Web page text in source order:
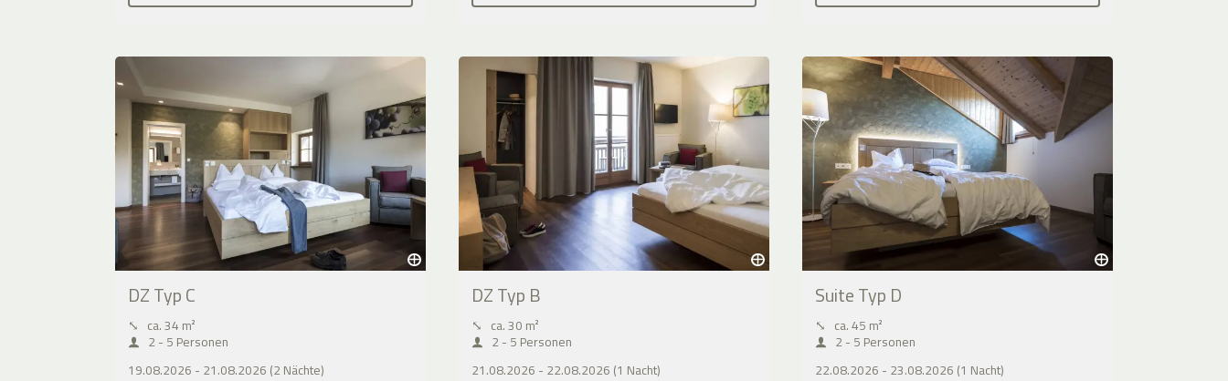
DZ Typ C
⤡ ca. 34 m²
2 - 5 Personen
19.08.2026 - 21.08.2026 (2 Nächte)
DZ Typ B
⤡ ca. 30 m²
2 - 5 Personen
21.08.2026 - 22.08.2026 (1 Nacht)
Suite Typ D
⤡ ca. 45 m²
2 - 5 Personen
22.08.2026 - 23.08.2026 (1 Nacht)